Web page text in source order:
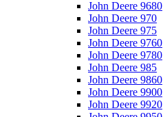
John Deere 9680
John Deere 970
John Deere 975
John Deere 9760
John Deere 9780
John Deere 985
John Deere 9860
John Deere 9900
John Deere 9920